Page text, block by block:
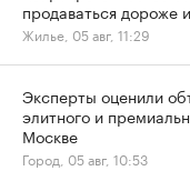
продаваться дороже
Жилье, 05 авг, 11:29
Эксперты оценили
элитного и
Москве
Город, 05 авг, 10:53